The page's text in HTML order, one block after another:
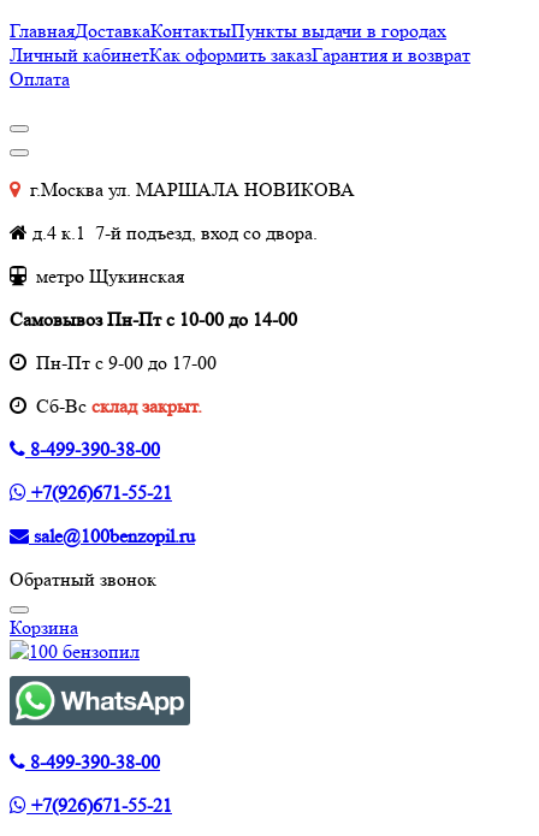
ГлавнаяДоставкаКонтактыПункты выдачи в городах
Личный кабинетКак оформить заказГарантия и возврат
Оплата
г.Москва ул. МАРШАЛА НОВИКОВА
д.4 к.1 7-й подъезд, вход со двора.
метро Щукинская
Самовывоз Пн-Пт с 10-00 до 14-00
Пн-Пт с 9-00 до 17-00
Cб-Вс склад закрыт.
8-499-390-38-00
+7(926)671-55-21
sale@100benzopil.ru
Обратный звонок
Корзина
8-499-390-38-00
+7(926)671-55-21